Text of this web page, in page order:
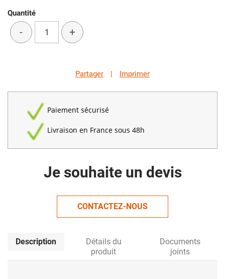
Quantité
- +
Partager | Imprimer
Paiement sécurisé
Livraison en France sous 48h
Je souhaite un devis
CONTACTEZ-NOUS
Description
Détails du
produit
Documents
joints